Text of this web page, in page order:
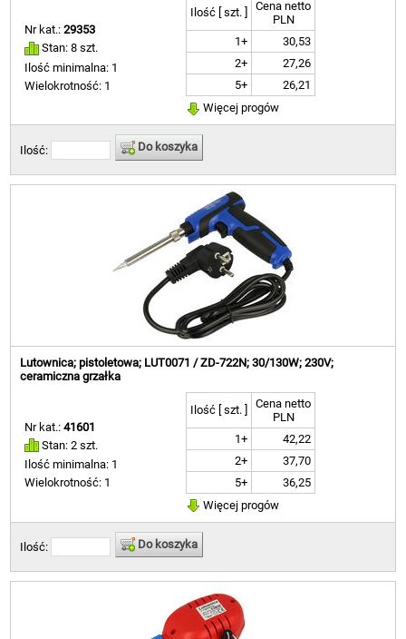
Nr kat.:29353
Stan: 8 szt.
Ilość minimalna: 1
Wielokrotność: 1
Ilość [ szt. ]
Cena netto
PLN
1+
30,53
2+
27,26
5+
26,21
Więcej progów
Ilość: Do koszyka
Lutownica; pistoletowa; LUT0071 / ZD-722N; 30/130W; 230V;
ceramiczna grzałka
Nr kat.:41601
Stan: 2 szt.
Ilość minimalna: 1
Wielokrotność: 1
Ilość [ szt. ]
Cena netto
PLN
1+
42,22
2+
37,70
5+
36,25
Więcej progów
Ilość: Do koszyka